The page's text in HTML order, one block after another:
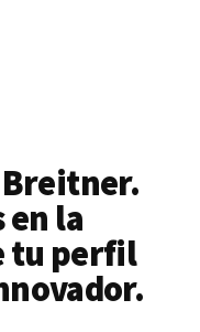
en la
tu perfil